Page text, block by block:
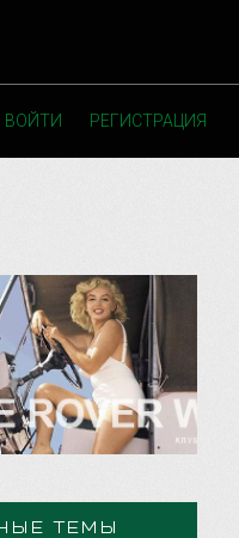
ВОЙТИ РЕГИСТРАЦИЯ
ТЕМЫ